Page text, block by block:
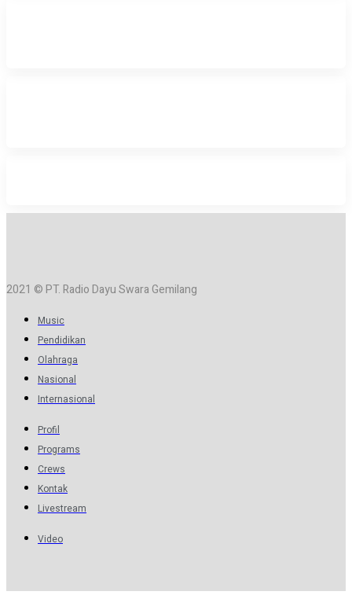
2021 © PT. Radio Dayu Swara Gemilang
Music
Pendidikan
Olahraga
Nasional
Internasional
Profil
Programs
Crews
Kontak
Livestream
Video